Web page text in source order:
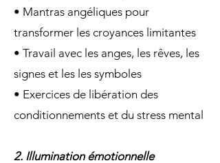
• Mantras angéliques pour
transformer les croyances limitantes
• Travail avec les anges, les rêves, les
signes et les les symboles
• Exercices de libération des
conditionnements et du stress mental
2. Illumination émotionnelle